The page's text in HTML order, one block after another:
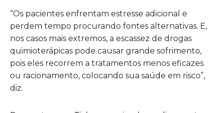
“Os pacientes enfrentam estresse adicional e
perdem tempo procurando fontes alternativas. E,
nos casos mais extremos, a escassez de drogas
quimioterápicas pode causar grande sofrimento,
pois eles recorrem a tratamentos menos eficazes
ou racionamento, colocando sua saúde em risco”,
diz.